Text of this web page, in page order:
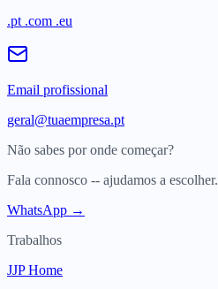
.pt .com .eu
Email profissional
geral@tuaempresa.pt
Não sabes por onde começar?
Fala connosco -- ajudamos a escolher.
WhatsApp →
Trabalhos
JJP Home